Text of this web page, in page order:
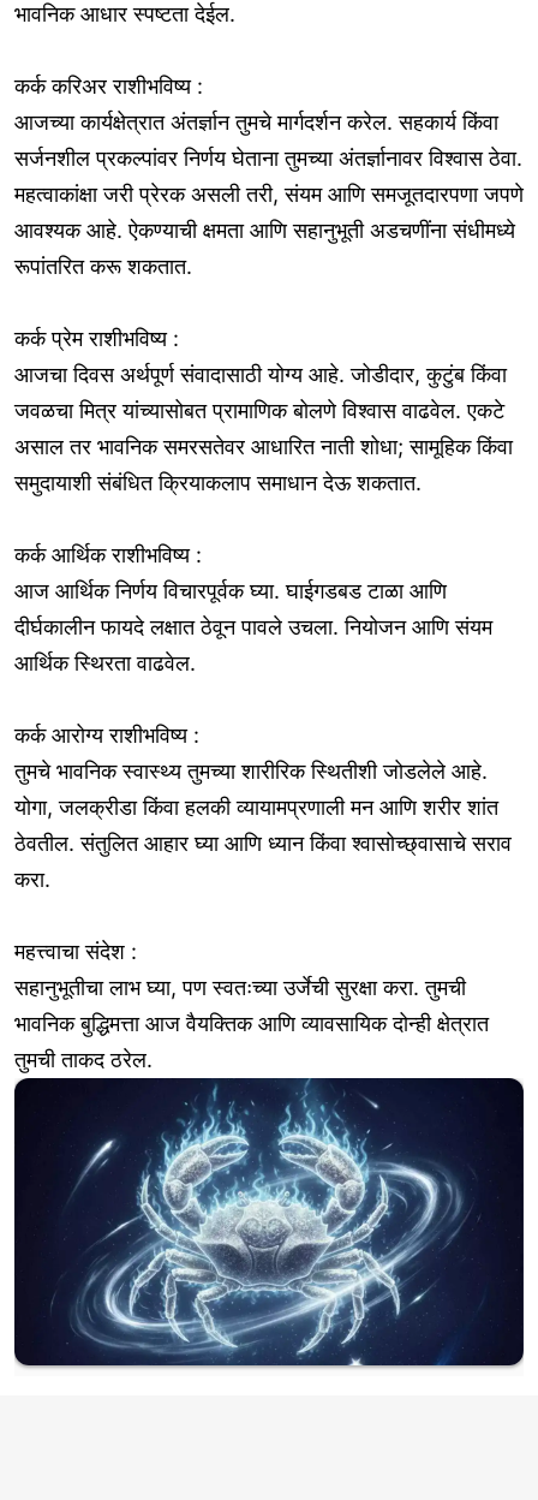
भावनिक आधार स्पष्टता देईल.
कर्क करिअर राशीभविष्य :
आजच्या कार्यक्षेत्रात अंतर्ज्ञान तुमचे मार्गदर्शन करेल. सहकार्य किंवा
सर्जनशील प्रकल्पांवर निर्णय घेताना तुमच्या अंतर्ज्ञानावर विश्वास ठेवा.
महत्वाकांक्षा जरी प्रेरक असली तरी, संयम आणि समजूतदारपणा जपणे
आवश्यक आहे. ऐकण्याची क्षमता आणि सहानुभूती अडचणींना संधीमध्ये
रूपांतरित करू शकतात.
कर्क प्रेम राशीभविष्य :
आजचा दिवस अर्थपूर्ण संवादासाठी योग्य आहे. जोडीदार, कुटुंब किंवा
जवळचा मित्र यांच्यासोबत प्रामाणिक बोलणे विश्वास वाढवेल. एकटे
असाल तर भावनिक समरसतेवर आधारित नाती शोधा; सामूहिक किंवा
समुदायाशी संबंधित क्रियाकलाप समाधान देऊ शकतात.
कर्क आर्थिक राशीभविष्य :
आज आर्थिक निर्णय विचारपूर्वक घ्या. घाईगडबड टाळा आणि
दीर्घकालीन फायदे लक्षात ठेवून पावले उचला. नियोजन आणि संयम
आर्थिक स्थिरता वाढवेल.
कर्क आरोग्य राशीभविष्य :
तुमचे भावनिक स्वास्थ्य तुमच्या शारीरिक स्थितीशी जोडलेले आहे.
योगा, जलक्रीडा किंवा हलकी व्यायामप्रणाली मन आणि शरीर शांत
ठेवतील. संतुलित आहार घ्या आणि ध्यान किंवा श्वासोच्छ्वासाचे सराव
करा.
महत्त्वाचा संदेश :
सहानुभूतीचा लाभ घ्या, पण स्वतःच्या उर्जेची सुरक्षा करा. तुमची
भावनिक बुद्धिमत्ता आज वैयक्तिक आणि व्यावसायिक दोन्ही क्षेत्रात
तुमची ताकद ठरेल.